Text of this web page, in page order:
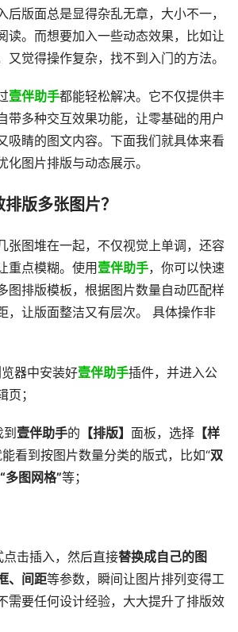
后版面总是显得杂乱无章，大小不一，
读。而想要加入一些动态效果，比如让
又觉得操作复杂，找不到入门的方法。
壹伴助手都能轻松解决。它不仅提供丰
带多种交互效果功能，让零基础的用户
吸睛的图文内容。下面我们就具体来看
化图片排版与动态展示。
版多张图片？
张图堆在一起，不仅视觉上单调，还容
重点模糊。使用 壹伴助手，你可以快速
图排版模板，根据图片数量自动匹配样
，让版面整洁又有层次。 具体操作非
器中安装好壹伴助手插件，并进入公
；
壹伴助手的 【排版】 面板，选择 【样
能看到按图片数量分类的版式，比如“双
多图网格”等；
击插入，然后直接替换成自己的图
、间距等参数，瞬间让图片排列变得工
需要任何设计经验，大大提升了排版效